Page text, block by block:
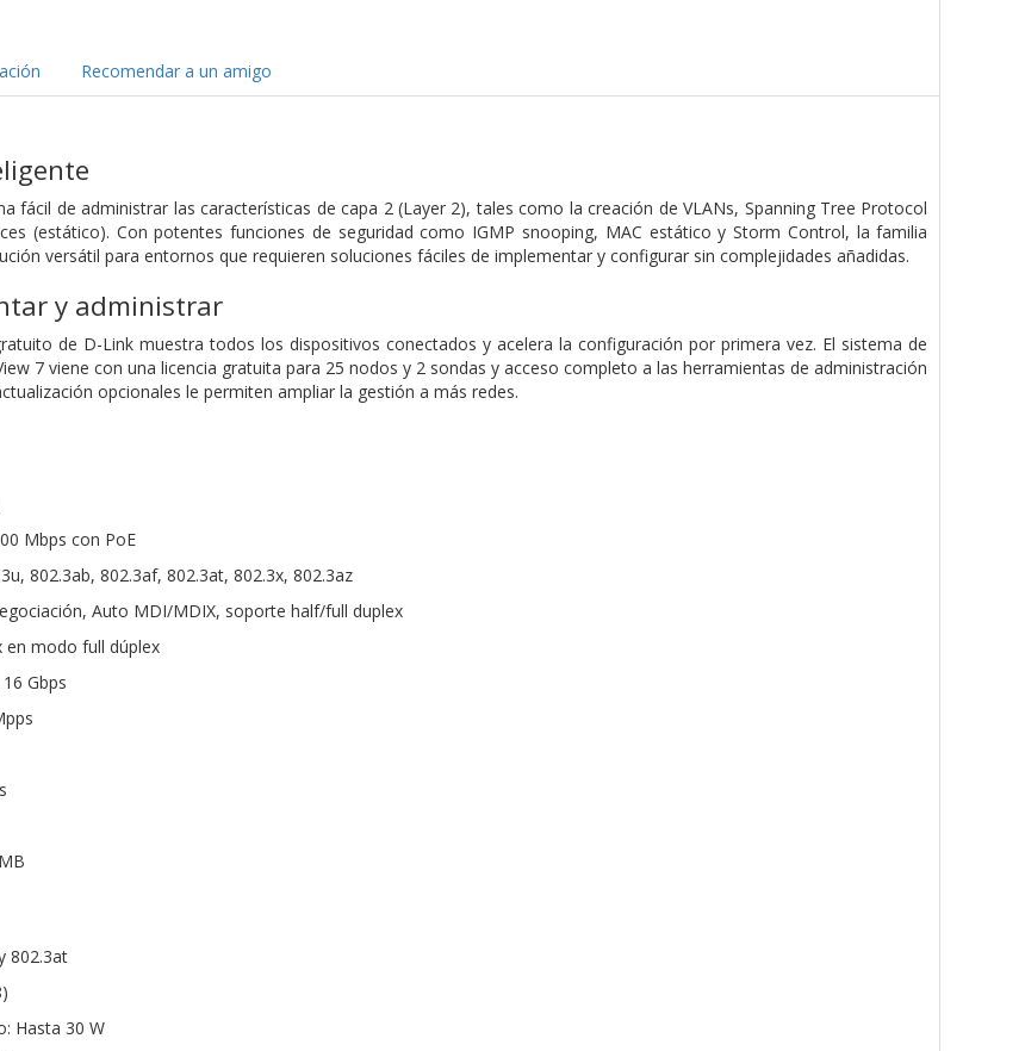
Recomendar a un amigo
fácil de administrar las características de capa 2 (Layer 2), tales como la creación de VLANs, Spanning Tree Protocol
(estático). Con potentes funciones de seguridad como IGMP snooping, MAC estático y Storm Control, la familia
versátil para entornos que requieren soluciones fáciles de implementar y configurar sin complejidades añadidas.
y administrar
de D-Link muestra todos los dispositivos conectados y acelera la configuración por primera vez. El sistema de
7 viene con una licencia gratuita para 25 nodos y 2 sondas y acceso completo a las herramientas de administración
opcionales le permiten ampliar la gestión a más redes.
Mbps con PoE
802.3ab, 802.3af, 802.3at, 802.3x, 802.3az
Auto MDI/MDIX, soporte half/full duplex
en modo full dúplex
Gbps
802.3at
Hasta 30 W